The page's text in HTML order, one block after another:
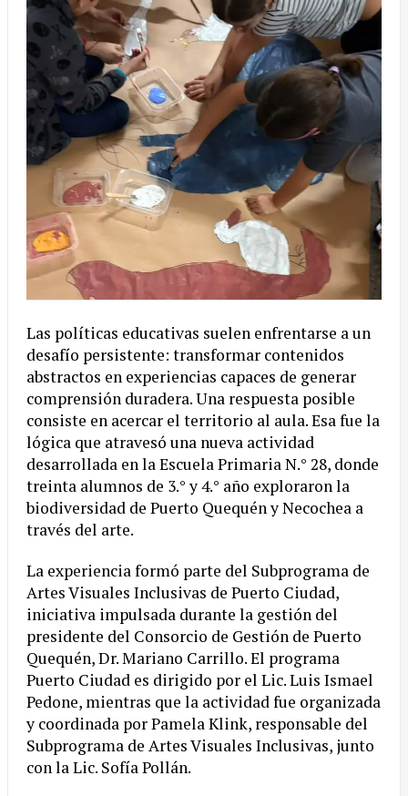
Las políticas educativas suelen enfrentarse a un
desafío persistente: transformar contenidos
abstractos en experiencias capaces de generar
comprensión duradera. Una respuesta posible
consiste en acercar el territorio al aula. Esa fue la
lógica que atravesó una nueva actividad
desarrollada en la Escuela Primaria N.° 28, donde
treinta alumnos de 3.° y 4.° año exploraron la
biodiversidad de Puerto Quequén y Necochea a
través del arte.
La experiencia formó parte del Subprograma de
Artes Visuales Inclusivas de Puerto Ciudad,
iniciativa impulsada durante la gestión del
presidente del Consorcio de Gestión de Puerto
Quequén, Dr. Mariano Carrillo. El programa
Puerto Ciudad es dirigido por el Lic. Luis Ismael
Pedone, mientras que la actividad fue organizada
y coordinada por Pamela Klink, responsable del
Subprograma de Artes Visuales Inclusivas, junto
con la Lic. Sofía Pollán.